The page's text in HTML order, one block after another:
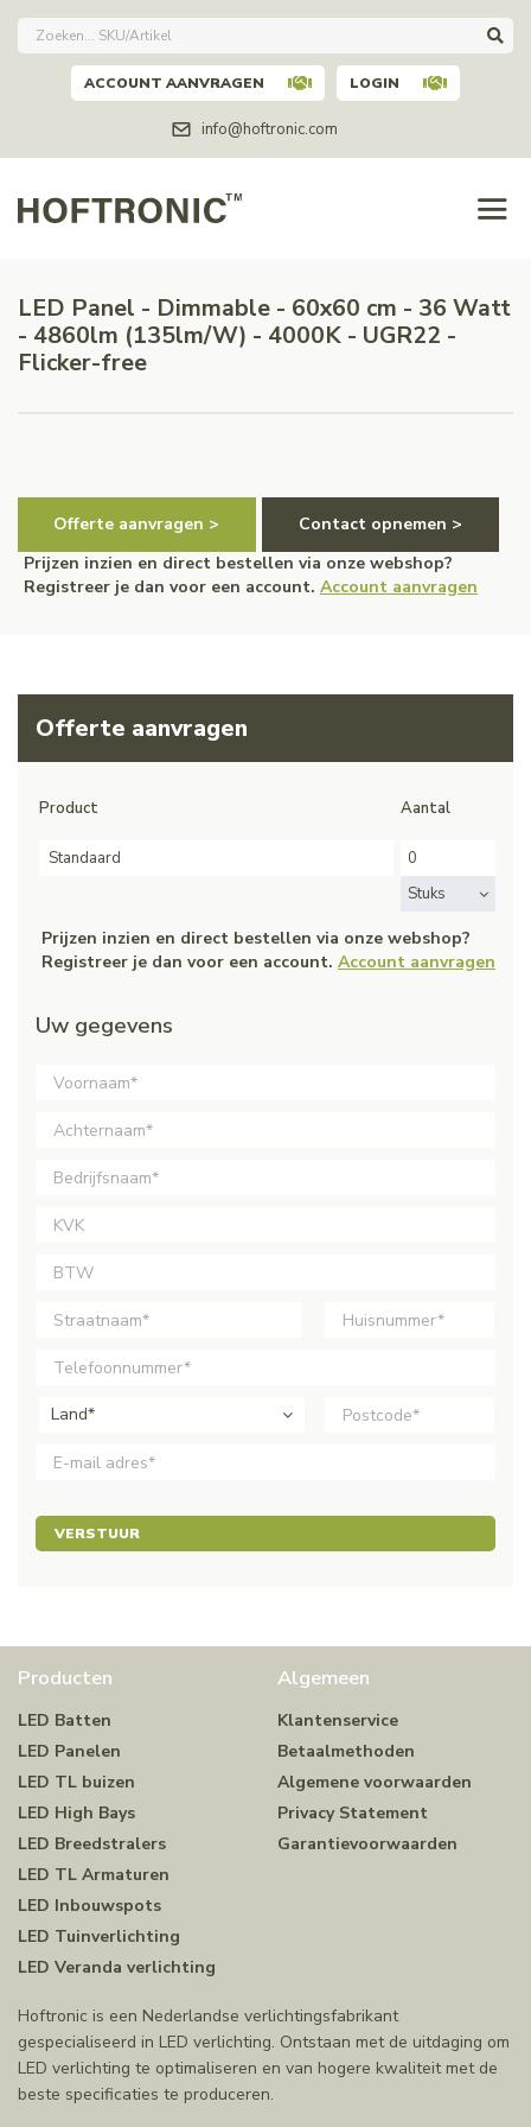
info@hoftronic.com
ACCOUNT AANVRAGEN LOGIN
LED Panel - Dimmable - 60x60 cm - 36 Watt
- 4860lm (135lm/W) - 4000K - UGR22 -
Flicker-free
Offerte aanvragen >
Contact opnemen >
Prijzen inzien en direct bestellen via onze webshop?
Registreer je dan voor een account. Account aanvragen
Offerte aanvragen
Product Aantal
Standaard
Stuks
Prijzen inzien en direct bestellen via onze webshop?
Registreer je dan voor een account. Account aanvragen
Uw gegevens
Land*
VERSTUUR
Producten
LED Batten
LED Panelen
LED TL buizen
LED High Bays
LED Breedstralers
LED TL Armaturen
LED Inbouwspots
LED Tuinverlichting
LED Veranda verlichting
Algemeen
Klantenservice
Betaalmethoden
Algemene voorwaarden
Privacy Statement
Garantievoorwaarden
Hoftronic is een Nederlandse verlichtingsfabrikant
gespecialiseerd in LED verlichting. Ontstaan met de uitdaging om
LED verlichting te optimaliseren en van hogere kwaliteit met de
beste specificaties te produceren.